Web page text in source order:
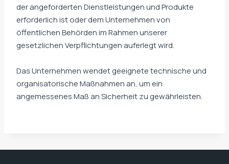
der angeforderten Dienstleistungen und Produkte
erforderlich ist oder dem Unternehmen von
öffentlichen Behörden im Rahmen unserer
gesetzlichen Verpflichtungen auferlegt wird.
Das Unternehmen wendet geeignete technische und
organisatorische Maßnahmen an, um ein
angemessenes Maß an Sicherheit zu gewährleisten.